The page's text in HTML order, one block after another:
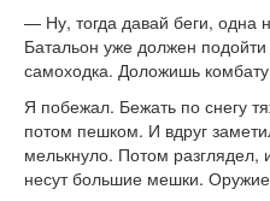
— Ну, тогда давай беги, одна
Батальон уже должен
самоходка. Доложишь
Я побежал. Бежать по снегу
потом пешком. И вдруг
мелькнуло. Потом разглядел,
несут большие мешки.